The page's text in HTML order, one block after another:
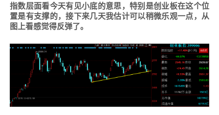
指数层面看今天有见小底的意思，特别是创业板在这个位
置是有支撑的，接下来几天我估计可以稍微乐观一点，从
图上看感觉得反弹了。